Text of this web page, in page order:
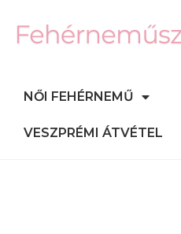
NŐI FEHÉRNEMŰ
VESZPRÉMI ÁTVÉTEL